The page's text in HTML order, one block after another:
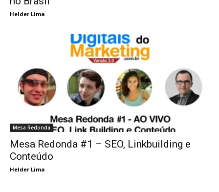
Helder Lima
Mesa Redonda
Mesa Redonda #1 – SEO, Linkbuilding e
Conteúdo
Helder Lima